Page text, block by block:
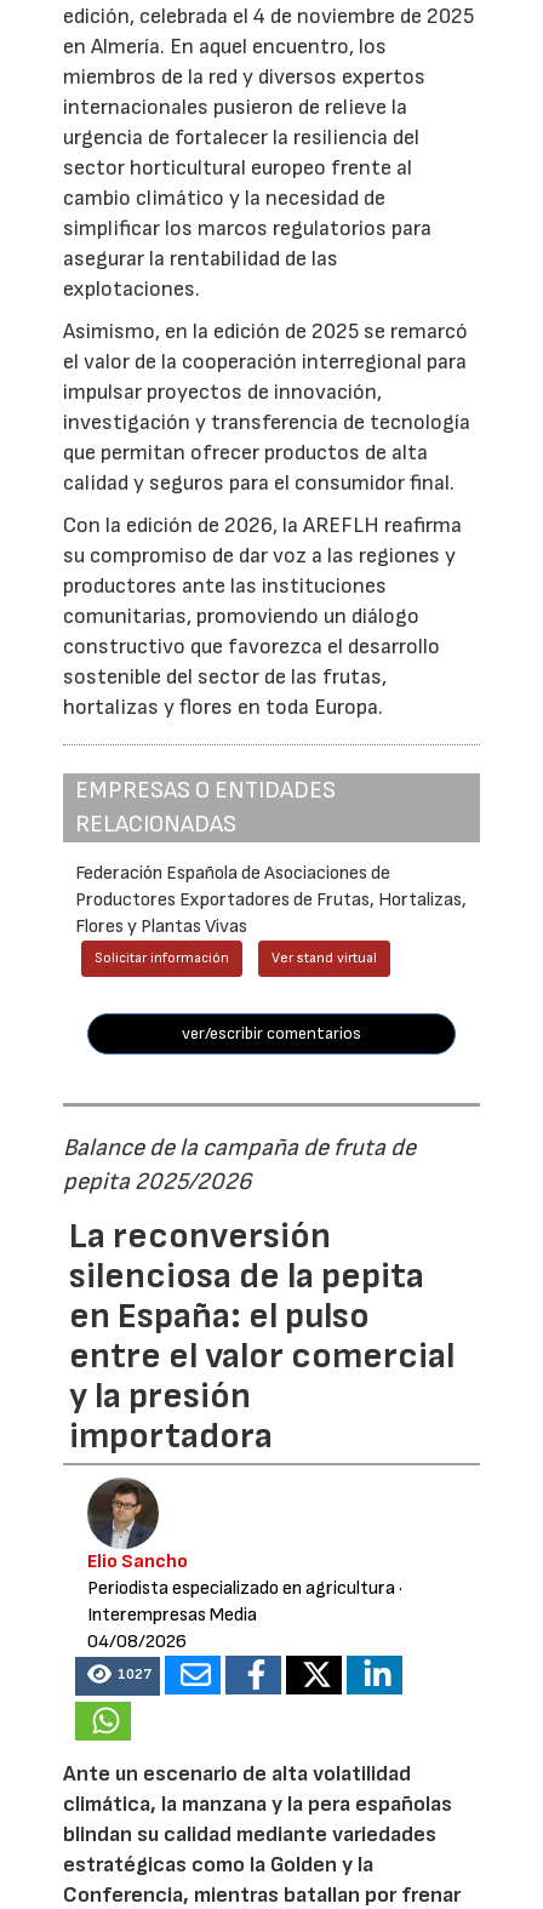
edición, celebrada el 4 de noviembre de 2025
en Almería. En aquel encuentro, los
miembros de la red y diversos expertos
internacionales pusieron de relieve la
urgencia de fortalecer la resiliencia del
sector horticultural europeo frente al
cambio climático y la necesidad de
simplificar los marcos regulatorios para
asegurar la rentabilidad de las
explotaciones.
Asimismo, en la edición de 2025 se remarcó
el valor de la cooperación interregional para
impulsar proyectos de innovación,
investigación y transferencia de tecnología
que permitan ofrecer productos de alta
calidad y seguros para el consumidor final.
Con la edición de 2026, la AREFLH reafirma
su compromiso de dar voz a las regiones y
productores ante las instituciones
comunitarias, promoviendo un diálogo
constructivo que favorezca el desarrollo
sostenible del sector de las frutas,
hortalizas y flores en toda Europa.
EMPRESAS O ENTIDADES
RELACIONADAS
Federación Española de Asociaciones de
Productores Exportadores de Frutas, Hortalizas,
Flores y Plantas Vivas
Solicitar información Ver stand virtual
ver/escribir comentarios
Balance de la campaña de fruta de
pepita 2025/2026
La reconversión
silenciosa de la pepita
en España: el pulso
entre el valor comercial
y la presión
importadora
Elio Sancho
Periodista especializado en agricultura·
Interempresas Media
04/08/2026
1027
Ante un escenario de alta volatilidad
climática, la manzana y la pera españolas
blindan su calidad mediante variedades
estratégicas como la Golden y la
Conferencia, mientras batallan por frenar